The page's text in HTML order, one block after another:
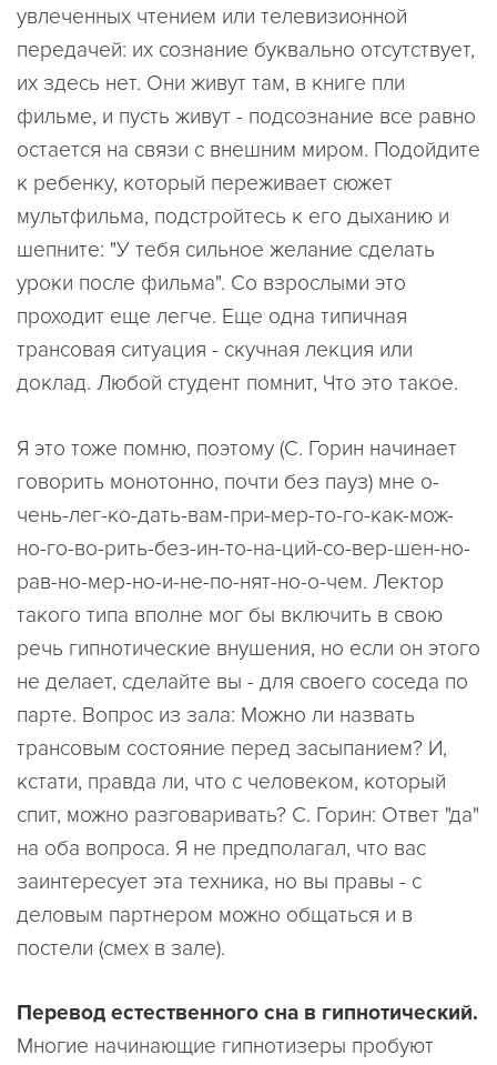
увлеченных чтением или телевизионной
передачей: их сознание буквально отсутствует,
их здесь нет. Они живут там, в книге пли
фильме, и пусть живут - подсознание все равно
остается на связи с внешним миром. Подойдите
к ребенку, который переживает сюжет
мультфильма, подстройтесь к его дыханию и
шепните: "У тебя сильное желание сделать
уроки после фильма". Со взрослыми это
проходит еще легче. Еще одна типичная
трансовая ситуация - скучная лекция или
доклад. Любой студент помнит, Что это такое.
Я это тоже помню, поэтому (С. Горин начинает
говорить монотонно, почти без пауз) мне о-
чень-лег-ко-дать-вам-при-мер-то-го-как-мож-
но-го-во-рить-без-ин-то-на-ций-со-вер-шен-но-
рав-но-мер-но-и-не-по-нят-но-о-чем. Лектор
такого типа вполне мог бы включить в свою
речь гипнотические внушения, но если он этого
не делает, сделайте вы - для своего соседа по
парте. Вопрос из зала: Можно ли назвать
трансовым состояние перед засыпанием? И,
кстати, правда ли, что с человеком, который
спит, можно разговаривать? С. Горин: Ответ "да"
на оба вопроса. Я не предполагал, что вас
заинтересует эта техника, но вы правы - с
деловым партнером можно общаться и в
постели (смех в зале).
Перевод естественного сна в гипнотический.
Многие начинающие гипнотизеры пробуют